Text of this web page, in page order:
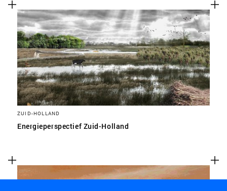
ZUID-HOLLAND
Energieperspectief Zuid-Holland